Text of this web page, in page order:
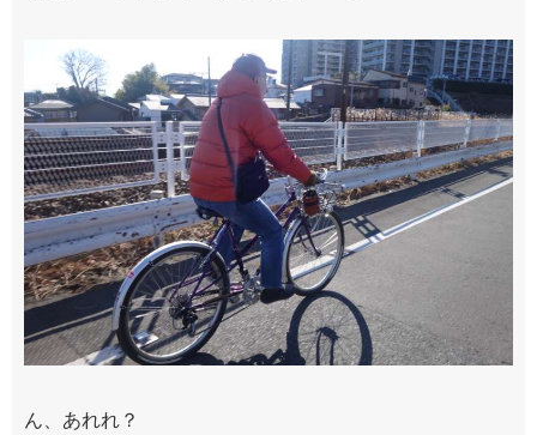
ん、あれれ？